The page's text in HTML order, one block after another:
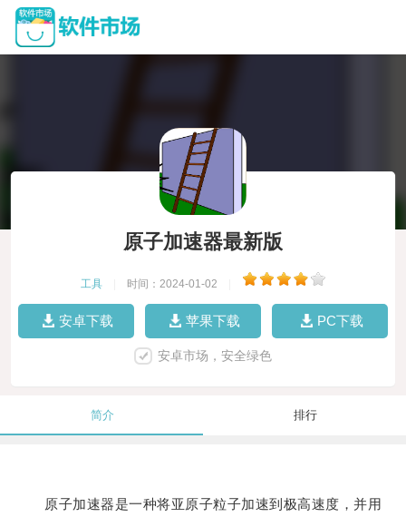
原子加速器最新版
工具 时间：2024-01-02
安卓下载 苹果下载 PC下载
安卓市场，安全绿色
简介 排行
原子加速器是一种将亚原子粒子加速到极高速度，并用